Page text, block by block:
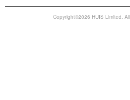
Copyright©2026 HUIS Limited.